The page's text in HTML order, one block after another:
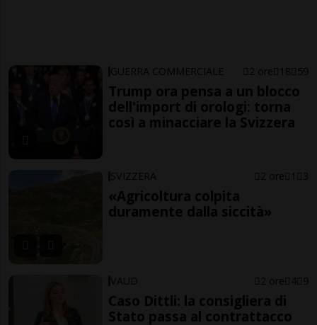
GUERRA COMMERCIALE 2 ore 18 59
Trump ora pensa a un blocco
dell'import di orologi: torna
così a minacciare la Svizzera
SVIZZERA 2 ore 1 3
«Agricoltura colpita
duramente dalla siccità»
VAUD 2 ore 4 9
Caso Dittli: la consigliera di
Stato passa al contrattacco